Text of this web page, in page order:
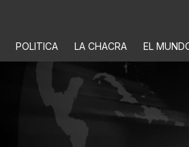
POLITICA LA CHACRA EL